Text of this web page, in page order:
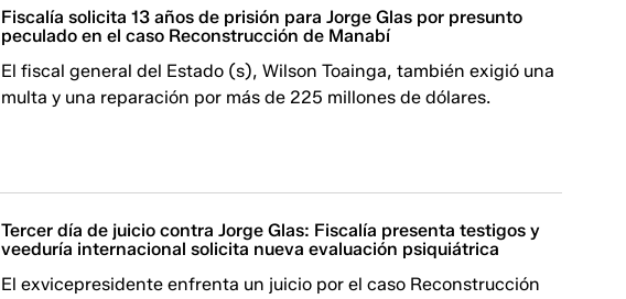
Fiscalía solicita 13 años de prisión para Jorge Glas por presunto
peculado en el caso Reconstrucción de Manabí
El fiscal general del Estado (s), Wilson Toainga, también exigió una
multa y una reparación por más de 225 millones de dólares.
Tercer día de juicio contra Jorge Glas: Fiscalía presenta testigos y
veeduría internacional solicita nueva evaluación psiquiátrica
El exvicepresidente enfrenta un juicio por el caso Reconstrucción